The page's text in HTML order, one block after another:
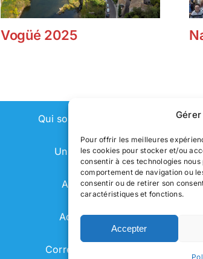
Pour offrir les meilleures
les cookies pour stocker et/ou
consentir à ces technologies
comportement de navigation ou
consentir ou de retirer son
caractéristiques et fonctions.
Accepter
Vogüé 2025
Qui sommes-nous
Universités
Adhérer
Adhérent
Correspondant